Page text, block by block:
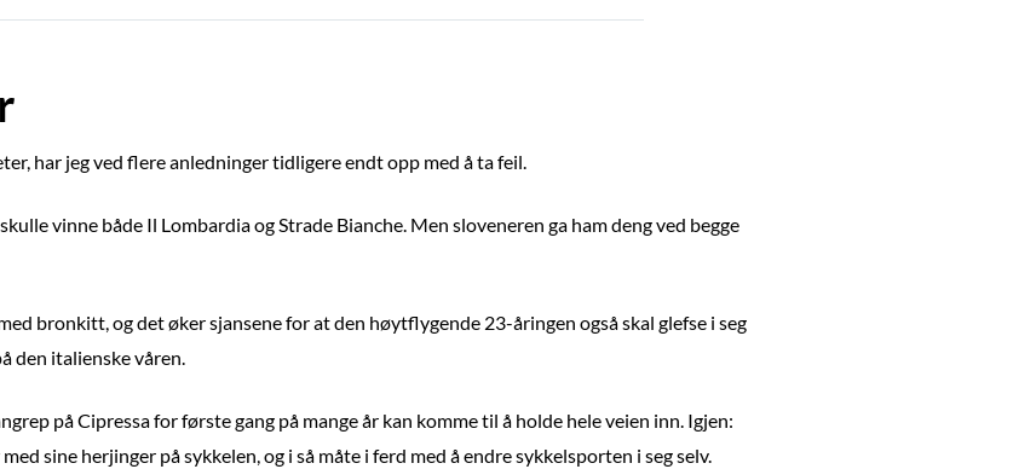
har jeg ved flere anledninger tidligere endt opp med å ta feil.
vinne både Il Lombardia og Strade Bianche. Men sloveneren ga ham deng ved begge
bronkitt, og det øker sjansene for at den høytflygende 23-åringen også skal glefse i seg
den italienske våren.
på Cipressa for første gang på mange år kan komme til å holde hele veien inn. Igjen:
sine herjinger på sykkelen, og i så måte i ferd med å endre sykkelsporten i seg selv.